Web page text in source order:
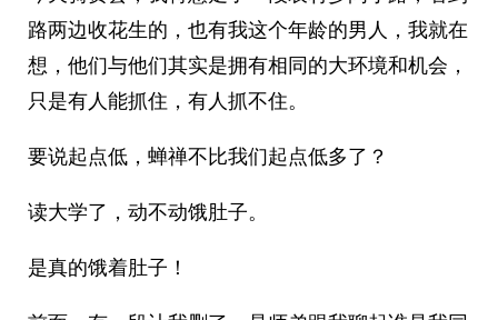
路两边收花生的，也有我这个年龄的男人，我就在
想，他们与他们其实是拥有相同的大环境和机会，
只是有人能抓住，有人抓不住。
要说起点低，蝉禅不比我们起点低多了？
读大学了，动不动饿肚子。
是真的饿着肚子！